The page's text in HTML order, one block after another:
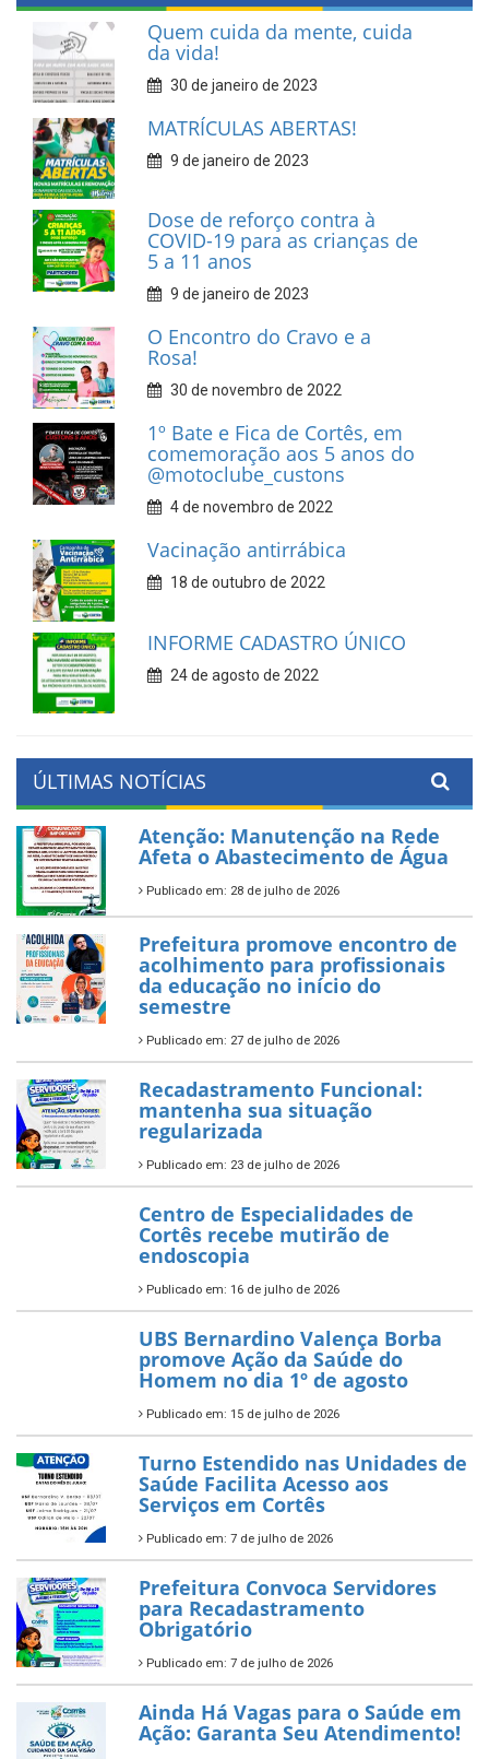
Quem cuida da mente, cuida
da vida!
30 de janeiro de 2023
MATRÍCULAS ABERTAS!
9 de janeiro de 2023
Dose de reforço contra à
COVID-19 para as crianças de
5 a 11 anos
9 de janeiro de 2023
O Encontro do Cravo e a
Rosa!
30 de novembro de 2022
1º Bate e Fica de Cortês, em
comemoração aos 5 anos do
@motoclube_custons
4 de novembro de 2022
Vacinação antirrábica
18 de outubro de 2022
INFORME CADASTRO ÚNICO
24 de agosto de 2022
ÚLTIMAS NOTÍCIAS
Atenção: Manutenção na Rede
Afeta o Abastecimento de Água
Publicado em: 28 de julho de 2026
Prefeitura promove encontro de
acolhimento para profissionais
da educação no início do
semestre
Publicado em: 27 de julho de 2026
Recadastramento Funcional:
mantenha sua situação
regularizada
Publicado em: 23 de julho de 2026
Centro de Especialidades de
Cortês recebe mutirão de
endoscopia
Publicado em: 16 de julho de 2026
UBS Bernardino Valença Borba
promove Ação da Saúde do
Homem no dia 1º de agosto
Publicado em: 15 de julho de 2026
Turno Estendido nas Unidades de
Saúde Facilita Acesso aos
Serviços em Cortês
Publicado em: 7 de julho de 2026
Prefeitura Convoca Servidores
para Recadastramento
Obrigatório
Publicado em: 7 de julho de 2026
Ainda Há Vagas para o Saúde em
Ação: Garanta Seu Atendimento!